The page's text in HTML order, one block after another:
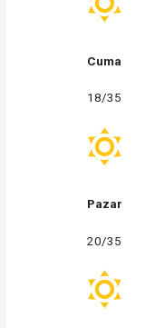
Cuma
18/35
Pazar
20/35